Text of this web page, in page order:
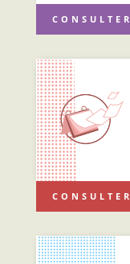
CONSULTER
CONSULTER